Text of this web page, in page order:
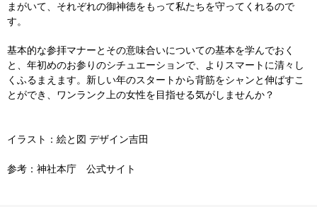
まがいて、それぞれの御神徳をもって私たちを守ってくれるので
す。
基本的な参拝マナーとその意味合いについての基本を学んでおく
と、年初めのお参りのシチュエーションで、よりスマートに清々し
くふるまえます。新しい年のスタートから背筋をシャンと伸ばすこ
とができ、ワンランク上の女性を目指せる気がしませんか？
イラスト：絵と図 デザイン吉田
参考：神社本庁 公式サイト